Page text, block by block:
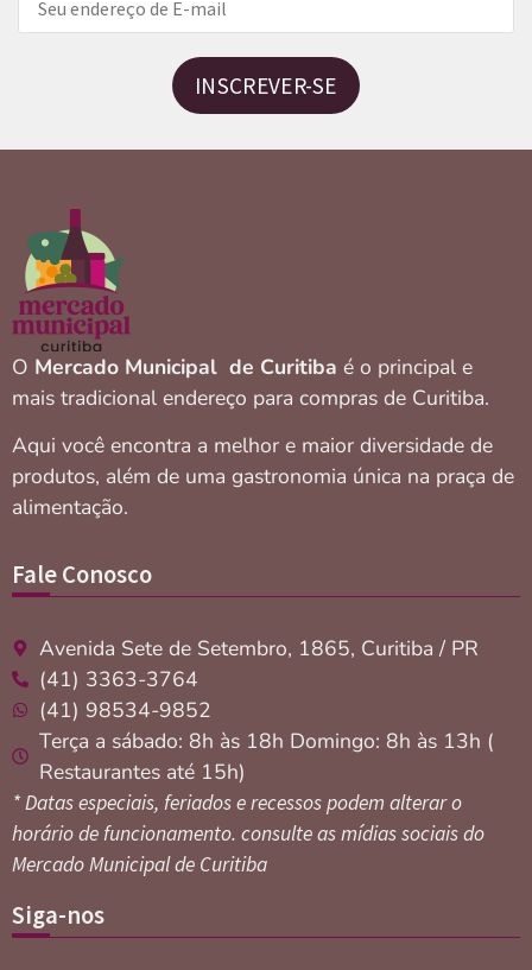
INSCREVER-SE
O Mercado Municipal de Curitiba é o principal e
mais tradicional endereço para compras de Curitiba.
Aqui você encontra a melhor e maior diversidade de
produtos, além de uma gastronomia única na praça de
alimentação.
Fale Conosco
Avenida Sete de Setembro, 1865, Curitiba / PR
(41) 3363-3764
(41) 98534-9852
Terça a sábado: 8h às 18h Domingo: 8h às 13h (
Restaurantes até 15h)
* Datas especiais, feriados e recessos podem alterar o
horário de funcionamento. consulte as mídias sociais do
Mercado Municipal de Curitiba
Siga-nos